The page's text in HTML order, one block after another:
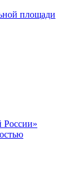
площади
России»